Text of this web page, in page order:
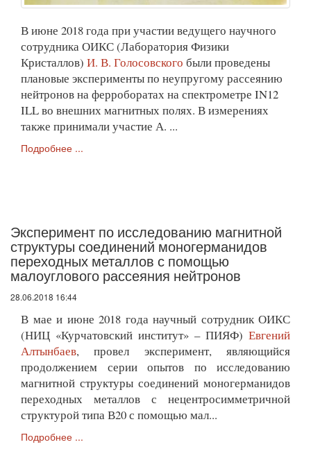
В июне 2018 года при участии ведущего научного
сотрудника ОИКС (Лаборатория Физики
Кристаллов) И. В. Голосовского были проведены
плановые эксперименты по неупругому рассеянию
нейтронов на ферроборатах на спектрометре IN12
ILL во внешних магнитных полях. В измерениях
также принимали участие А. ...
Подробнее ...
Эксперимент по исследованию магнитной
структуры соединений моногерманидов
переходных металлов с помощью
малоуглового рассеяния нейтронов
28.06.2018 16:44
В мае и июне 2018 года научный сотрудник ОИКС
(НИЦ «Курчатовский институт» – ПИЯФ) Евгений
Алтынбаев, провел эксперимент, являющийся
продолжением серии опытов по исследованию
магнитной структуры соединений моногерманидов
переходных металлов с нецентросимметричной
структурой типа В20 с помощью мал...
Подробнее ...